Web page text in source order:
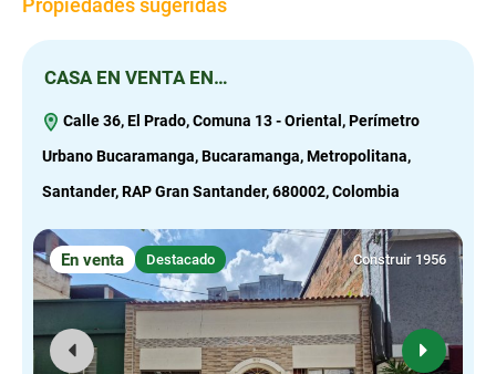
Propiedades sugeridas
CASA EN VENTA EN…
Calle 36, El Prado, Comuna 13 - Oriental, Perímetro
Urbano Bucaramanga, Bucaramanga, Metropolitana,
Santander, RAP Gran Santander, 680002, Colombia
En venta Destacado Construir 1956